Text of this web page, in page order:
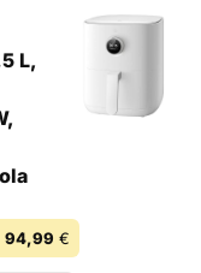
L,
94,99 €